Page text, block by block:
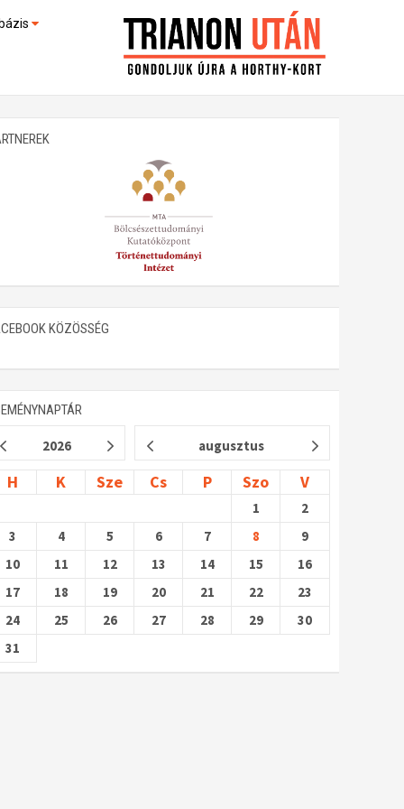
(feltöltés alatt)
KÖZÖSSÉG
2026 augusztus
H K Sze Cs P Szo V
1
2
3
4 5 6 7 8
9
10
11 12 13 14 15
16
17
18 19 20 21 22
23
24
25 26 27 28 29
30
31